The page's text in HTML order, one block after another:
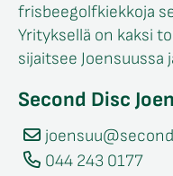
frisbeegolfkiekkoja
Yrityksellä on kaksi
sijaitsee Joensuussa
Second Disc
044 243 0177